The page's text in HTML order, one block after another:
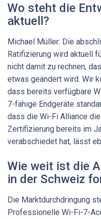
Wo steht die
aktuell?
Michael Müller: Die
Ratifizierung wird aktuell
nicht damit zu rechnen,
etwas geändert wird. Wir
dass bereits verfügbare
7-fähige Endgeräte
dass die Wi-Fi Alliance
Zertifizierung bereits im
verabschiedet hat, lässt
Wie weit ist die
in der Schweiz
Die Marktdurchdringung
Professionelle Wi-Fi-7-